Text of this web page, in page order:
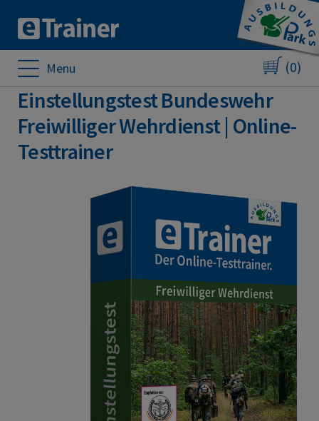
Menu (0)
Einstellungstest Bundeswehr
Freiwilliger Wehrdienst | Online-
Testtrainer